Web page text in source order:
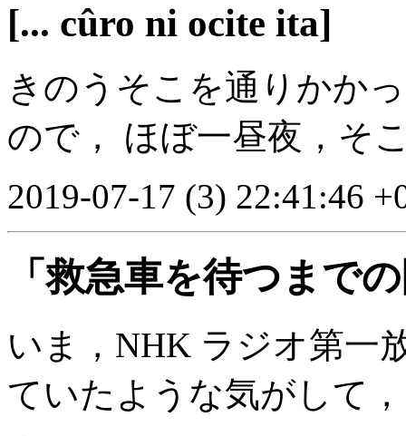
[... cûro ni ocite ita]
きのうそこを通りかか
ので， ほぼ一昼夜，そ
2019-07-17 (3) 22:41:46
「救急車を待つまで
いま，NHK ラジオ第一
ていたような気がして